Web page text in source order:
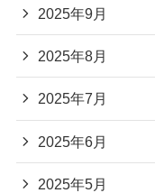
2025年9月
2025年8月
2025年7月
2025年6月
2025年5月